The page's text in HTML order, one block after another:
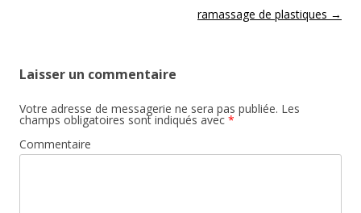
ramassage de plastiques →
Laisser un commentaire
Votre adresse de messagerie ne sera pas publiée. Les
champs obligatoires sont indiqués avec *
Commentaire